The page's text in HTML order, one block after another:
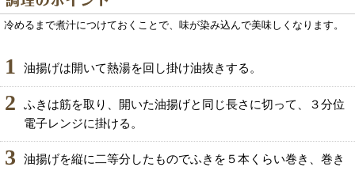
冷めるまで煮汁につけておくことで、味が染み込んで美味しくなります。
1 油揚げは開いて熱湯を回し掛け油抜きする。
2
ふきは筋を取り、開いた油揚げと同じ長さに切って、３分位
電子レンジに掛ける。
3
油揚げを縦に二等分したものでふきを５本くらい巻き、巻き